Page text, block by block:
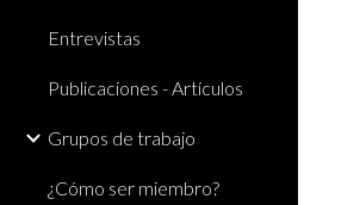
Entrevistas
Publicaciones - Artículos
Grupos de trabajo
¿Cómo ser miembro?